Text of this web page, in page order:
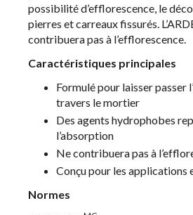
possibilité d’efflorescence, le
pierres et carreaux fissurés.
contribuera pas à l’efflorescence.
Caractéristiques principales
Formulé pour laisser passer
travers le mortier
Des agents hydrophobes
l’absorption
Ne contribuera pas à
Conçu pour les applications
Normes